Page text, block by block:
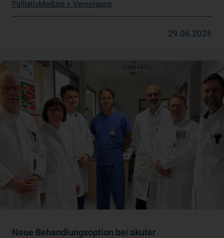
PalliativMedizin + Versorgung
29.06.2026
Neue Behandlungsoption bei akuter